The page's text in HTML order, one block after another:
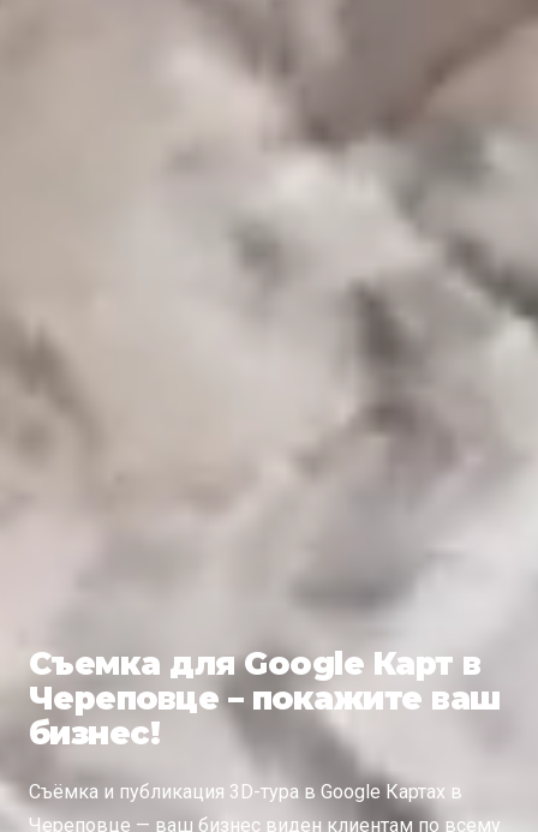
Съемка для Google Карт в
Череповце – покажите ваш
бизнес!
Съёмка и публикация 3D-тура в Google Картах в
Череповце — ваш бизнес виден клиентам по всему